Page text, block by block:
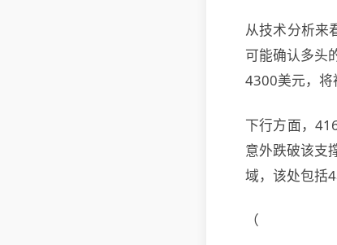
从技术分析来
可能确认多头
4300美元，将
下行方面，
意外跌破该支
域，该处包括
（